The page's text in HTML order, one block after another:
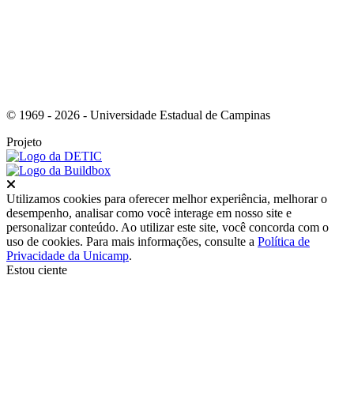
© 1969 - 2026 - Universidade Estadual de Campinas
Projeto
Utilizamos cookies para oferecer melhor experiência, melhorar o
desempenho, analisar como você interage em nosso site e
personalizar conteúdo. Ao utilizar este site, você concorda com o
uso de cookies. Para mais informações, consulte a Política de
Privacidade da Unicamp.
Estou ciente